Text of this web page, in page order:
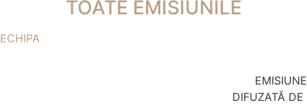
TOATE EMISIUNILE
ECHIPA
EMISIUNE
DIFUZATĂ DE